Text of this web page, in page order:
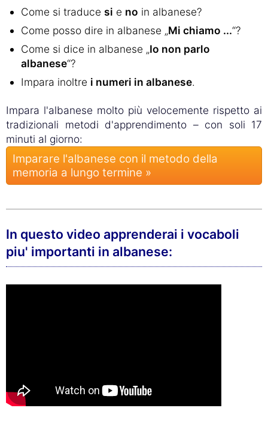
Come si traduce si e no in albanese?
Come posso dire in albanese „Mi chiamo ...“?
Come si dice in albanese „Io non parlo
albanese“?
Impara inoltre i numeri in albanese.
Impara l'albanese molto più velocemente rispetto ai
tradizionali metodi d'apprendimento – con soli 17
minuti al giorno:
Imparare l'albanese con il metodo della
memoria a lungo termine »
In questo video apprenderai i vocaboli
piu' importanti in albanese: